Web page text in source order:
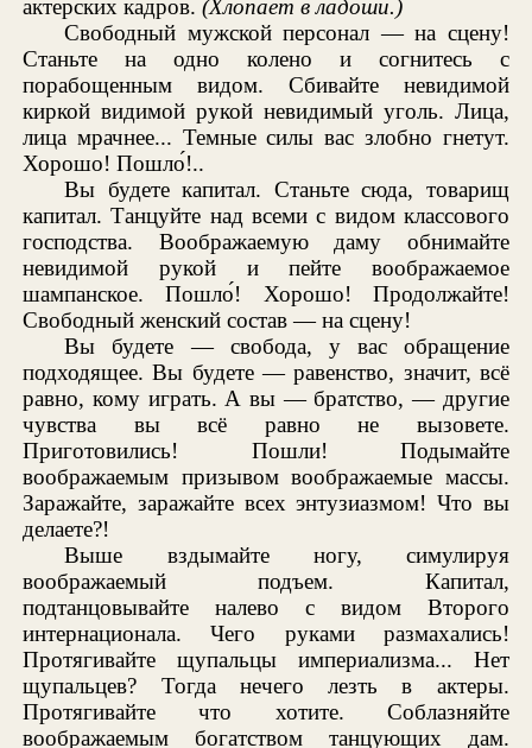
актерских кадров.(Хлопает в ладоши.)
Свободный мужской персонал — на сцену!
Станьте на одно колено и согнитесь с
порабощенным видом. Сбивайте невидимой
киркой видимой рукой невидимый уголь. Лица,
лица мрачнее... Темные силы вас злобно гнетут.
Хорошо! Пошло́!..
Вы будете капитал. Станьте сюда, товарищ
капитал. Танцуйте над всеми с видом классового
господства. Воображаемую даму обнимайте
невидимой рукой и пейте воображаемое
шампанское. Пошло́! Хорошо! Продолжайте!
Свободный женский состав — на сцену!
Вы будете — свобода, у вас обращение
подходящее. Вы будете — равенство, значит, всё
равно, кому играть. А вы — братство, — другие
чувства вы всё равно не вызовете.
Приготовились! Пошли! Подымайте
воображаемым призывом воображаемые массы.
Заражайте, заражайте всех энтузиазмом! Что вы
делаете?!
Выше вздымайте ногу, симулируя
воображаемый подъем. Капитал,
подтанцовывайте налево с видом Второго
интернационала. Чего руками размахались!
Протягивайте щупальцы империализма... Нет
щупальцев? Тогда нечего лезть в актеры.
Протягивайте что хотите. Соблазняйте
воображаемым богатством танцующих дам.